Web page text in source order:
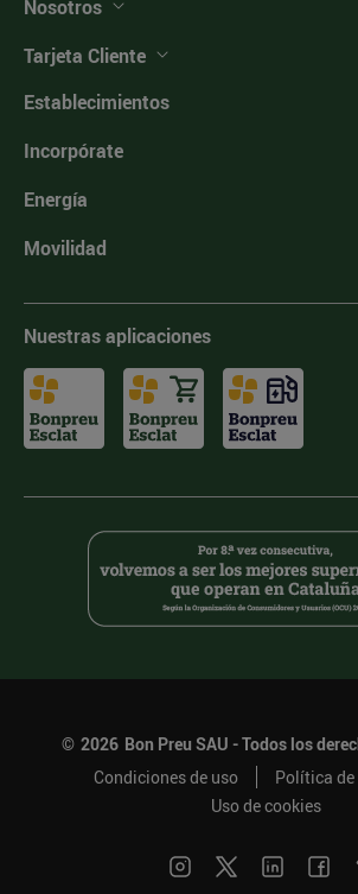
Nosotros
Tarjeta Cliente
Establecimientos
Incorpórate
Energía
Movilidad
Nuestras aplicaciones
© 2026 Bon Preu SAU - Todos los
Condiciones de uso
Política
Uso de cookies